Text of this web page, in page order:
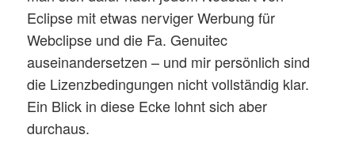
Eclipse mit etwas nerviger Werbung für
Webclipse und die Fa. Genuitec
auseinandersetzen – und mir persönlich sind
die Lizenzbedingungen nicht vollständig klar.
Ein Blick in diese Ecke lohnt sich aber
durchaus.